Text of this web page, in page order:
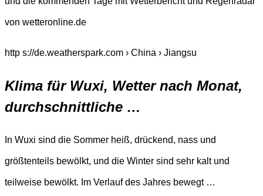
von wetteronline.de
http s://de.weatherspark.com › China › Jiangsu
Klima für Wuxi, Wetter nach Monat,
durchschnittliche …
In Wuxi sind die Sommer heiß, drückend, nass und
größtenteils bewölkt, und die Winter sind sehr kalt und
teilweise bewölkt. Im Verlauf des Jahres bewegt …